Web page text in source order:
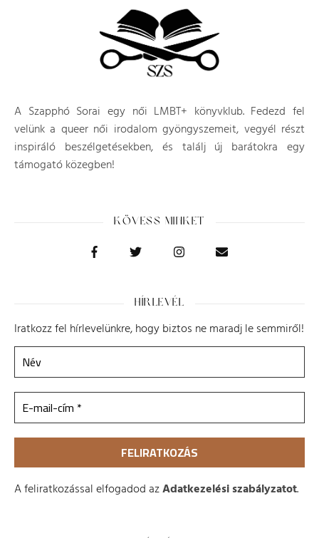
A Szapphó Sorai egy női LMBT+ könyvklub. Fedezd fel
velünk a queer női irodalom gyöngyszemeit, vegyél részt
inspiráló beszélgetésekben, és találj új barátokra egy
támogató közegben!
KÖVESS MINKET
HÍRLEVÉL
Iratkozz fel hírlevelünkre, hogy biztos ne maradj le semmiről!
A feliratkozással elfogadod azAdatkezelési szabályzatot.